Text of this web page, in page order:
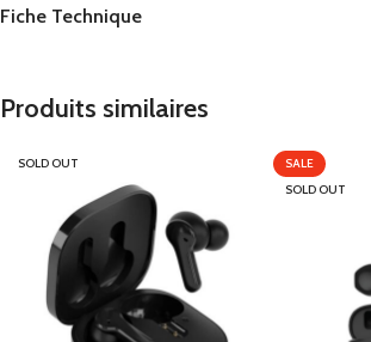
Fiche Technique
Produits similaires
SOLD OUT
SALE
SOLD OUT